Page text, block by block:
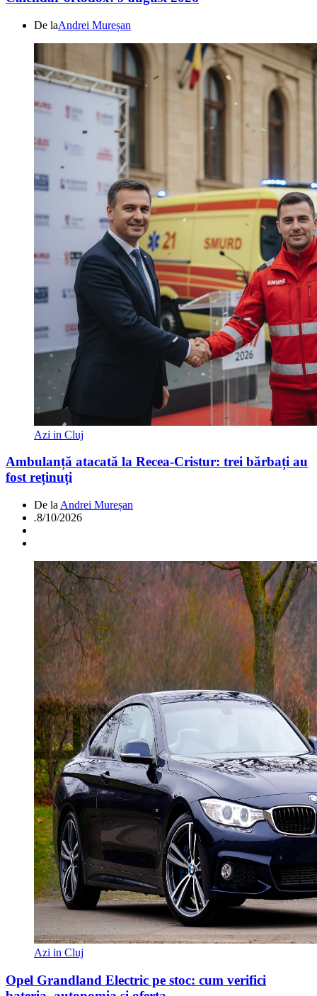
De laAndrei Mureșan
Azi in Cluj
Ambulanță atacată la Recea-Cristur: trei bărbați au
fost reținuți
De la Andrei Mureșan
.8/10/2026
Azi in Cluj
Opel Grandland Electric pe stoc: cum verifici